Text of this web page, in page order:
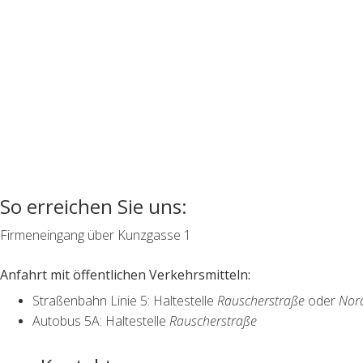
So erreichen Sie uns:
Firmeneingang über Kunzgasse 1
Anfahrt mit öffentlichen Verkehrsmitteln:
Straßenbahn Linie 5: Haltestelle Rauscherstraße oder
Autobus 5A: Haltestelle Rauscherstraße